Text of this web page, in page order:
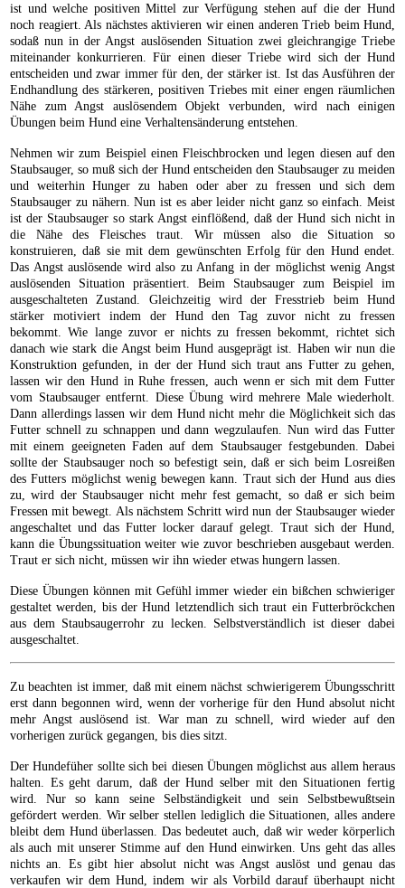
ist und welche positiven Mittel zur Verfügung stehen auf die der Hund
noch reagiert. Als nächstes aktivieren wir einen anderen Trieb beim Hund,
sodaß nun in der Angst auslösenden Situation zwei gleichrangige Triebe
miteinander konkurrieren. Für einen dieser Triebe wird sich der Hund
entscheiden und zwar immer für den, der stärker ist. Ist das Ausführen der
Endhandlung des stärkeren, positiven Triebes mit einer engen räumlichen
Nähe zum Angst auslösendem Objekt verbunden, wird nach einigen
Übungen beim Hund eine Verhaltensänderung entstehen.
Nehmen wir zum Beispiel einen Fleischbrocken und legen diesen auf den
Staubsauger, so muß sich der Hund entscheiden den Staubsauger zu meiden
und weiterhin Hunger zu haben oder aber zu fressen und sich dem
Staubsauger zu nähern. Nun ist es aber leider nicht ganz so einfach. Meist
ist der Staubsauger so stark Angst einflößend, daß der Hund sich nicht in
die Nähe des Fleisches traut. Wir müssen also die Situation so
konstruieren, daß sie mit dem gewünschten Erfolg für den Hund endet.
Das Angst auslösende wird also zu Anfang in der möglichst wenig Angst
auslösenden Situation präsentiert. Beim Staubsauger zum Beispiel im
ausgeschalteten Zustand. Gleichzeitig wird der Fresstrieb beim Hund
stärker motiviert indem der Hund den Tag zuvor nicht zu fressen
bekommt. Wie lange zuvor er nichts zu fressen bekommt, richtet sich
danach wie stark die Angst beim Hund ausgeprägt ist. Haben wir nun die
Konstruktion gefunden, in der der Hund sich traut ans Futter zu gehen,
lassen wir den Hund in Ruhe fressen, auch wenn er sich mit dem Futter
vom Staubsauger entfernt. Diese Übung wird mehrere Male wiederholt.
Dann allerdings lassen wir dem Hund nicht mehr die Möglichkeit sich das
Futter schnell zu schnappen und dann wegzulaufen. Nun wird das Futter
mit einem geeigneten Faden auf dem Staubsauger festgebunden. Dabei
sollte der Staubsauger noch so befestigt sein, daß er sich beim Losreißen
des Futters möglichst wenig bewegen kann. Traut sich der Hund aus dies
zu, wird der Staubsauger nicht mehr fest gemacht, so daß er sich beim
Fressen mit bewegt. Als nächstem Schritt wird nun der Staubsauger wieder
angeschaltet und das Futter locker darauf gelegt. Traut sich der Hund,
kann die Übungssituation weiter wie zuvor beschrieben ausgebaut werden.
Traut er sich nicht, müssen wir ihn wieder etwas hungern lassen.
Diese Übungen können mit Gefühl immer wieder ein bißchen schwieriger
gestaltet werden, bis der Hund letztendlich sich traut ein Futterbröckchen
aus dem Staubsaugerrohr zu lecken. Selbstverständlich ist dieser dabei
ausgeschaltet.
Zu beachten ist immer, daß mit einem nächst schwierigerem Übungsschritt
erst dann begonnen wird, wenn der vorherige für den Hund absolut nicht
mehr Angst auslösend ist. War man zu schnell, wird wieder auf den
vorherigen zurück gegangen, bis dies sitzt.
Der Hundefüher sollte sich bei diesen Übungen möglichst aus allem heraus
halten. Es geht darum, daß der Hund selber mit den Situationen fertig
wird. Nur so kann seine Selbständigkeit und sein Selbstbewußtsein
gefördert werden. Wir selber stellen lediglich die Situationen, alles andere
bleibt dem Hund überlassen. Das bedeutet auch, daß wir weder körperlich
als auch mit unserer Stimme auf den Hund einwirken. Uns geht das alles
nichts an. Es gibt hier absolut nicht was Angst auslöst und genau das
verkaufen wir dem Hund, indem wir als Vorbild darauf überhaupt nicht